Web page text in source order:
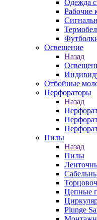
Одежда
Рабочие
Освещение
Назад
Отбойные
Перфораторы
Назад
Пилы
Назад
Пилы
Цепные
Plunge